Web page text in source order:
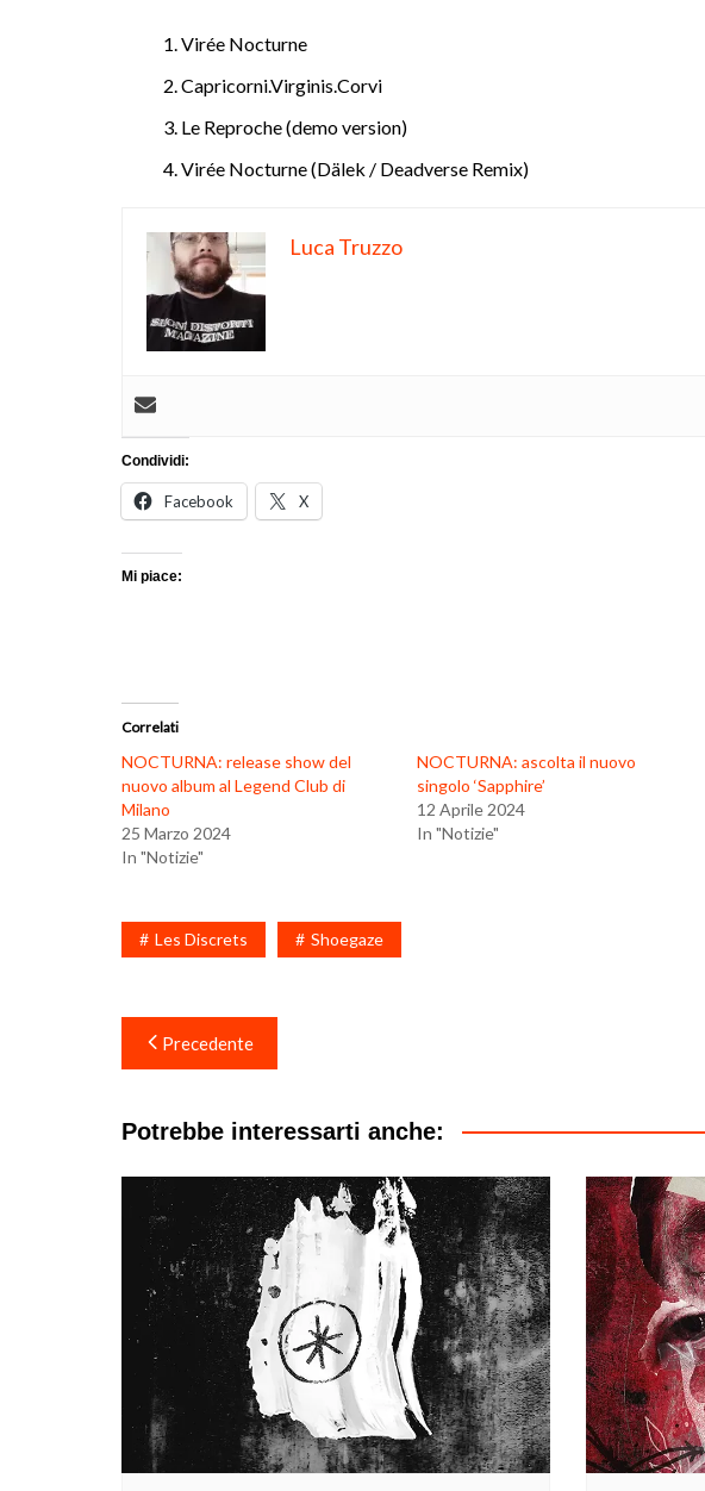
Virée Nocturne
Capricorni.Virginis.Corvi
Le Reproche (demo version)
Virée Nocturne (Dälek / Deadverse Remix)
Luca Truzzo
Condividi:
Facebook X
Mi piace:
Correlati
NOCTURNA: release show del
nuovo album al Legend Club di
Milano
25 Marzo 2024
In "Notizie"
NOCTURNA: ascolta il nuovo
singolo ‘Sapphire’
12 Aprile 2024
In "Notizie"
Les Discrets Shoegaze
Navigazione
articoli
Precedente
Potrebbe interessarti anche: